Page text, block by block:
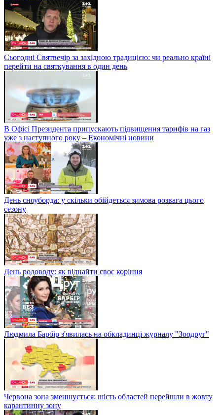
Сьогодні Святвечір за західною традицією: чи реально країні
перейти на святкування в один день
В Офісі Президента припускають підвищення тарифів на газ
уже з наступного року – Економічні новини
День сноуборда: у скільки обійдеться зимова розвага цього
сезону
День родоводу: як віднайти своє коріння
Людмила Барбір з'явилась на обкладинці журналу "Зоодруг"
Червона зона зменшується: шість областей перейшли в жовту
карантинну зону